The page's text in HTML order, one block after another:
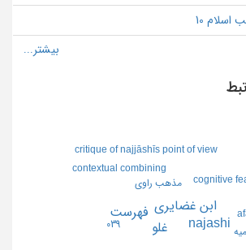
10
najashi غلو
ابن غضايري فهرست
مذهب راوي
039
cognitive
contextual combining
critique of najjāshīs point of view